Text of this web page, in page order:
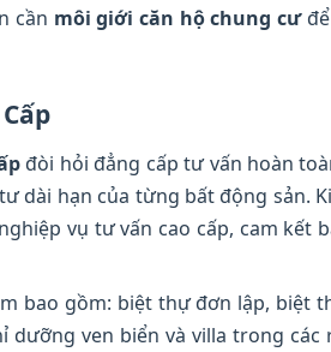
cần môi giới căn hộ chung cưđể
đòi hỏi đẳng cấp tư vấn hoàn
dài hạn của từng bất động sản.
vụ tư vấn cao cấp, cam
bao gồm: biệt thự đơn lập, biệt
dưỡng ven biển và villa trong